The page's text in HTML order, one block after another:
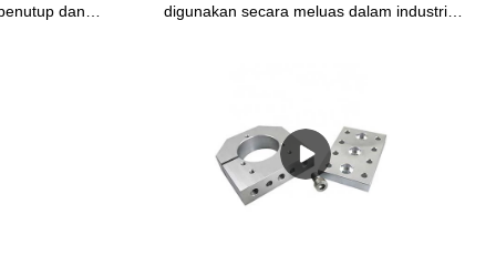
dan
industri
digunakan secara meluas dalam industri
aplikasi dalam industri seperti kejuruteraan
elektrik, telekomunikasi dan pembinaan.